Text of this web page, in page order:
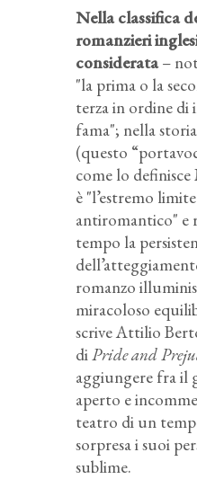
Nella classifica
romanzieri
considerata–
"la prima o la
terza in ordine di
fama"; nella
(questo
come lo
è "l’estremo
antiromantico" e
tempo la
romanzo
miracoloso
scrive Attilio
diPride and
aggiungere fra il
aperto e
teatro di un
sorpresa i suoi
sublime.